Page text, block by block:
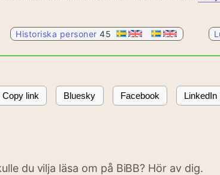
Historiska personer45
Copy link Bluesky Facebook LinkedIn
du vilja läsa om på BiBB? Hör av dig.